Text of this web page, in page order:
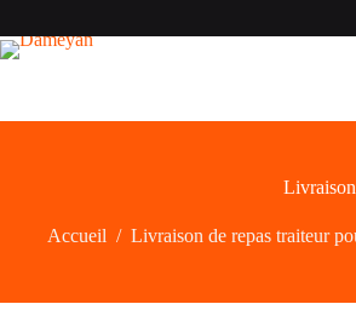
contenu
Accueil / Livraison de repas traiteur